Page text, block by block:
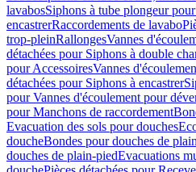
lavabosSiphons à tube plongeur
encastrerRaccordements de lavabo
trop-pleinRallongesVannes
détachées pour Siphons à double
pour AccessoiresVannes
détachées pour Siphons à encastrer
pour Vannes d'écoulement pour
pour Manchons de raccordement
Evacuation des sols pour douches
doucheBondes pour douches de
douches de plain-piedEvacuations